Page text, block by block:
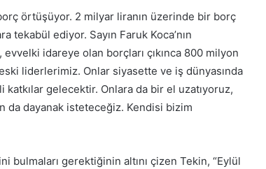
borç örtüşüyor. 2 milyar liranın üzerinde bir borç
ediyor. Sayın Faruk Koca’nın
idareye olan borçları çıkınca 800 milyon
liderlerimiz. Onlar siyasette ve iş dünyasında
gelecektir. Onlara da bir el uzatıyoruz,
da dayanak isteteceğiz. Kendisi bizim
bulmaları gerektiğinin altını çizen Tekin, “Eylül